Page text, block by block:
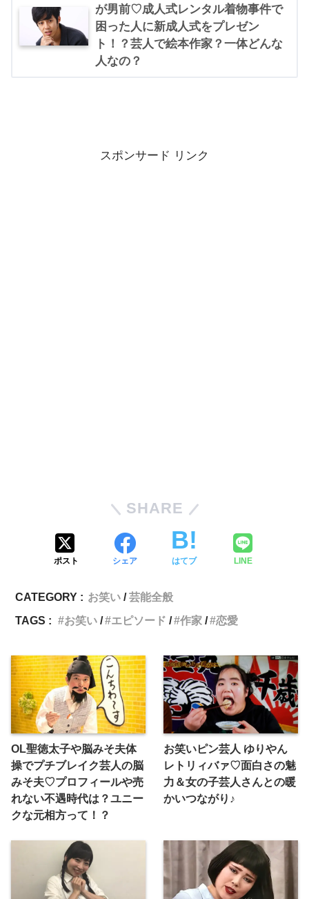
が男前♡成人式レンタル着物事件で
困った人に新成人式をプレゼン
ト！？芸人で絵本作家？一体どんな
人なの？
スポンサード リンク
SHARE
ポスト シェア はてブ LINE
CATEGORY : お笑い
芸能全般
TAGS :
お笑い エピソード 作家 恋愛
OL聖徳太子や脳みそ夫体
操でプチブレイク芸人の脳
みそ夫♡プロフィールや売
れない不遇時代は？ユニー
クな元相方って！？
お笑いピン芸人 ゆりやん
レトリィバァ♡面白さの魅
力＆女の子芸人さんとの暖
かいつながり♪